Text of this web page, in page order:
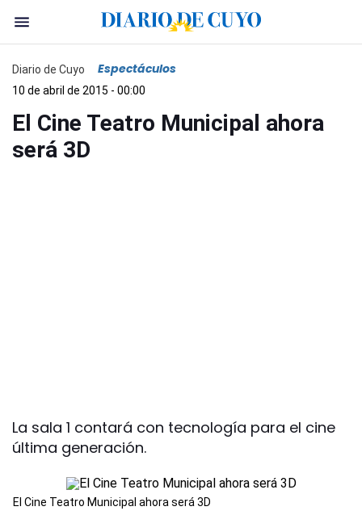
Diario de Cuyo Espectáculos
10 de abril de 2015 - 00:00
El Cine Teatro Municipal ahora
será 3D
La sala 1 contará con tecnología para el cine
última generación.
El Cine Teatro Municipal ahora será 3D